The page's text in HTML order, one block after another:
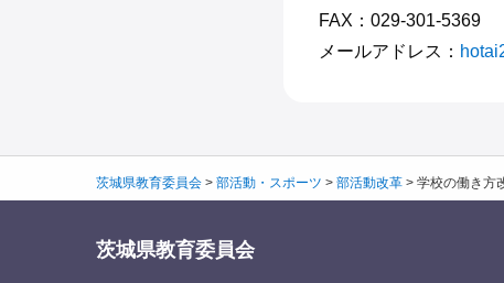
FAX：029-301-5369
メールアドレス：
茨城県教育委員会 > 部活動・スポーツ > 部活動改革 > 学校の働き方
茨城県教育委員会